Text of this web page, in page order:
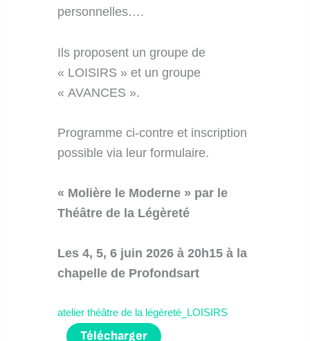
personnelles….
Ils proposent un groupe de
« LOISIRS » et un groupe
« AVANCES ».
Programme ci-contre et inscription
possible via leur formulaire.
« Molière le Moderne » par le
Théâtre de la Légèreté
Les 4, 5, 6 juin 2026 à 20h15 à la
chapelle de Profondsart
atelier théâtre de la légèreté_LOISIRS
Télécharger